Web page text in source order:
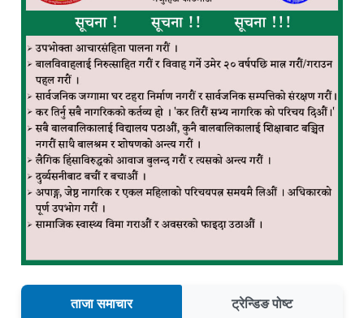
ताजा समाचार ट्रेन्डिङ पोष्ट